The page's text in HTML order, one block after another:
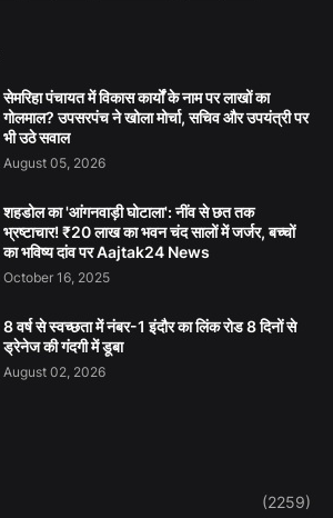
सेमरिहा पंचायत में विकास कार्यों के नाम पर लाखों का
गोलमाल? उपसरपंच ने खोला मोर्चा, सचिव और उपयंत्री पर
भी उठे सवाल
August 05, 2026
शहडोल का 'आंगनवाड़ी घोटाला': नींव से छत तक
भ्रष्टाचार! ₹20 लाख का भवन चंद सालों में जर्जर, बच्चों
का भविष्य दांव पर Aajtak24 News
October 16, 2025
8 वर्ष से स्वच्छता में नंबर-1 इंदौर का लिंक रोड 8 दिनों से
ड्रेनेज की गंदगी में डूबा
August 02, 2026
(2259)